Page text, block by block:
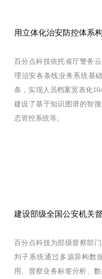
用立体化治安防控体系
百分点科技依托省厅警务
理治安各条线业务系统基
条，实现人员档案宽表化
建设了基于知识图谱的智
态管控系统等。
建设部级全国公安机关
百分点科技为部级督察部
判子系统通过多源异构数
用、督察业务标签分析、数